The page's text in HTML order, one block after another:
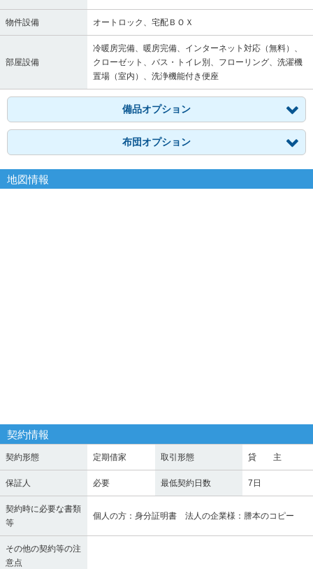
物件設備 オートロック、宅配ＢＯＸ
部屋設備
冷暖房完備、暖房完備、インターネット対応（無料）、
クローゼット、バス・トイレ別、フローリング、洗濯機
置場（室内）、洗浄機能付き便座
備品オプション
布団オプション
地図情報
契約情報
契約形態 定期借家 取引形態 貸 主
保証人 必要 最低契約日数 7日
契約時に必要な書類
等
個人の方：身分証明書 法人の企業様：謄本のコピー
その他の契約等の注
意点